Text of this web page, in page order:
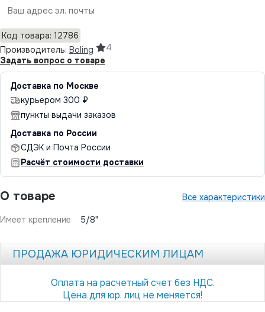
ПРОДАЖА ЮРИДИЧЕСКИМ ЛИЦАМ
Оплата на расчетный счет без НДС.
Цена для юр. лиц не меняется!
О товаре Все характеристики
Имеет крепление 5/8"
Код товара: 12786
Производитель: Boling
4
Задать вопрос о товаре
Доставка по Москве
курьером 300 ₽
пункты выдачи заказов
Доставка по России
СДЭК и Почта России
Расчёт стоимости доставки